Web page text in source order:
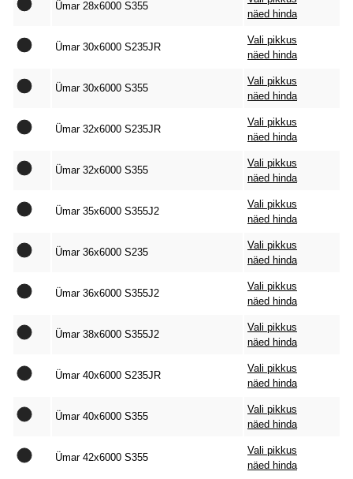
Ümar 28x6000 S355
näed hinda
Ümar 30x6000 S235JR
Vali pikkus
näed hinda
Ümar 30x6000 S355
Vali pikkus
näed hinda
Ümar 32x6000 S235JR
Vali pikkus
näed hinda
Ümar 32x6000 S355
Vali pikkus
näed hinda
Ümar 35x6000 S355J2
Vali pikkus
näed hinda
Ümar 36x6000 S235
Vali pikkus
näed hinda
Ümar 36x6000 S355J2
Vali pikkus
näed hinda
Ümar 38x6000 S355J2
Vali pikkus
näed hinda
Ümar 40x6000 S235JR
Vali pikkus
näed hinda
Ümar 40x6000 S355
Vali pikkus
näed hinda
Ümar 42x6000 S355
Vali pikkus
näed hinda